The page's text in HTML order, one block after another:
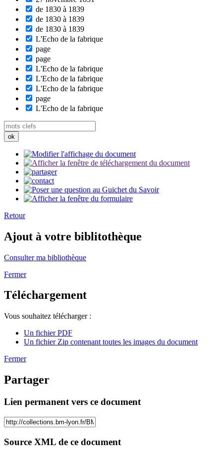
de 1830 à 1839
de 1830 à 1839
de 1830 à 1839
L'Echo de la fabrique
page
page
L'Echo de la fabrique
L'Echo de la fabrique
L'Echo de la fabrique
page
L'Echo de la fabrique
Retour
Ajout à votre biblitothèque
Consulter ma bibliothèque
Fermer
Téléchargement
Vous souhaitez télécharger :
Un fichier PDF
Un fichier Zip contenant toutes les images du document
Fermer
Partager
Lien permanent vers ce document
Source XML de ce document